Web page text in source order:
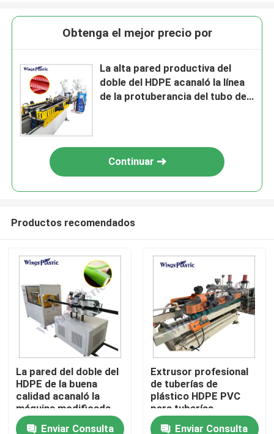
Productos
Sobre nosotros
Obtenga el mejor precio por
La alta pared productiva del
doble del HDPE acanaló la línea
de la protuberancia del tubo de
Continuar
Productos recomendados
La pared del doble del
HDPE de la buena
calidad acanaló la
máquina modificada
para requisitos
Enviar Consulta
Extrusor profesional
de tuberías de
plástico HDPE PVC
para tuberías
corrugadas de doble
Enviar Consulta